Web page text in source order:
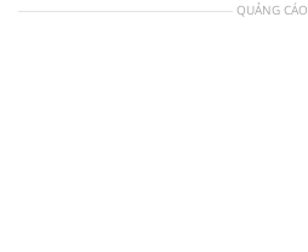
QUẢNG CÁO